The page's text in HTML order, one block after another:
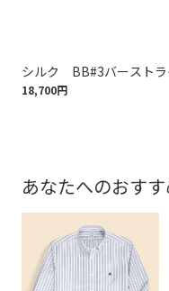
シルク BB#3バースト
18,700円
あなたへのおすす